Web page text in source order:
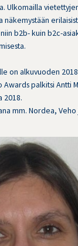
Ulkomailla
b2b- kuin b2c-
on alkuvuoden
Awards palkitsi Antti
2018.
mm. Nordea, Veho